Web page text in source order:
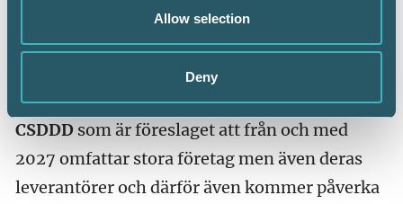
Allow selection
Deny
rådgivande gruppEFRAGtog fram
alla som ska rapportera i enlighet medCSRD
LSME ESRS
VSME ESRS.Nu börjar allt fler uppmärksamma
CSDDD som är föreslaget att från och med
2027 omfattar stora företag men även deras
leverantörer och därför även kommer påverka